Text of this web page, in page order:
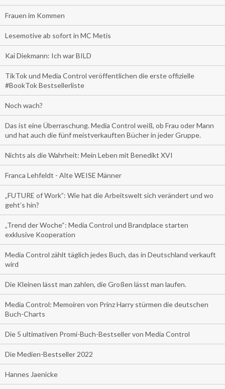
Frauen im Kommen
Lesemotive ab sofort in MC Metis
Kai Diekmann: Ich war BILD
TikTok und Media Control veröffentlichen die erste offizielle
#BookTok Bestsellerliste
Noch wach?
Das ist eine Überraschung. Media Control weiß, ob Frau oder Mann
und hat auch die fünf meistverkauften Bücher in jeder Gruppe.
Nichts als die Wahrheit: Mein Leben mit Benedikt XVI
Franca Lehfeldt - Alte WEISE Männer
„FUTURE of Work”: Wie hat die Arbeitswelt sich verändert und wo
geht’s hin?
„Trend der Woche“: Media Control und Brandplace starten
exklusive Kooperation
Media Control zählt täglich jedes Buch, das in Deutschland verkauft
wird
Die Kleinen lässt man zahlen, die Großen lässt man laufen.
Media Control: Memoiren von Prinz Harry stürmen die deutschen
Buch-Charts
Die 5 ultimativen Promi-Buch-Bestseller von Media Control
Die Medien-Bestseller 2022
Hannes Jaenicke